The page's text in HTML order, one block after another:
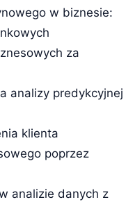
w biznesie:
za
analizy predykcyjnej
klienta
poprzez
analizie danych z